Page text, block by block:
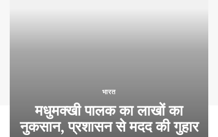
भारत
मधुमक्खी पालक का लाखों का
नुकसान, प्रशासन से मदद की गुहार